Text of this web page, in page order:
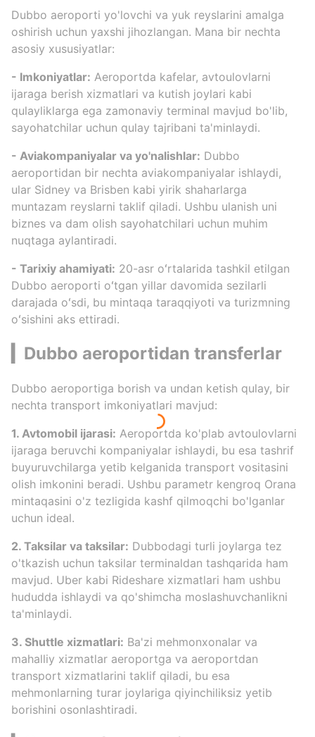
Dubbo aeroporti yo'lovchi va yuk reyslarini amalga
oshirish uchun yaxshi jihozlangan. Mana bir nechta
asosiy xususiyatlar:
- Imkoniyatlar: Aeroportda kafelar, avtoulovlarni
ijaraga berish xizmatlari va kutish joylari kabi
qulayliklarga ega zamonaviy terminal mavjud bo'lib,
sayohatchilar uchun qulay tajribani ta'minlaydi.
- Aviakompaniyalar va yo'nalishlar: Dubbo
aeroportidan bir nechta aviakompaniyalar ishlaydi,
ular Sidney va Brisben kabi yirik shaharlarga
muntazam reyslarni taklif qiladi. Ushbu ulanish uni
biznes va dam olish sayohatchilari uchun muhim
nuqtaga aylantiradi.
- Tarixiy ahamiyati: 20-asr oʻrtalarida tashkil etilgan
Dubbo aeroporti oʻtgan yillar davomida sezilarli
darajada oʻsdi, bu mintaqa taraqqiyoti va turizmning
oʻsishini aks ettiradi.
▎Dubbo aeroportidan transferlar
Dubbo aeroportiga borish va undan ketish qulay, bir
nechta transport imkoniyatlari mavjud:
1. Avtomobil ijarasi: Aeroportda ko'plab avtoulovlarni
ijaraga beruvchi kompaniyalar ishlaydi, bu esa tashrif
buyuruvchilarga yetib kelganida transport vositasini
olish imkonini beradi. Ushbu parametr kengroq Orana
mintaqasini o'z tezligida kashf qilmoqchi bo'lganlar
uchun ideal.
2. Taksilar va taksilar: Dubbodagi turli joylarga tez
o'tkazish uchun taksilar terminaldan tashqarida ham
mavjud. Uber kabi Rideshare xizmatlari ham ushbu
hududda ishlaydi va qo'shimcha moslashuvchanlikni
ta'minlaydi.
3. Shuttle xizmatlari: Ba'zi mehmonxonalar va
mahalliy xizmatlar aeroportga va aeroportdan
transport xizmatlarini taklif qiladi, bu esa
mehmonlarning turar joylariga qiyinchiliksiz yetib
borishini osonlashtiradi.